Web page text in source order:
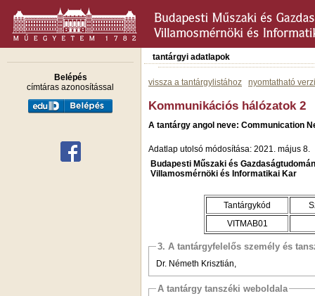
Belépés
címtáras azonosítással
tantárgyi adatlapok
vissza a tantárgylistához nyomtatható
Kommunikációs hálózatok 2
A tantárgy angol neve: Communication
Adatlap utolsó módosítása: 2021. május 8.
Budapesti Műszaki és
Villamosmérnöki és Informatikai Kar
Tantárgykód
VITMAB01
3. A tantárgyfelelős személy és
Dr. Németh Krisztián,
A tantárgy tanszéki weboldala